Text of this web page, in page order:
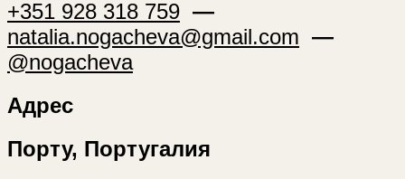
+351 928 318 759 —
natalia.nogacheva@gmail.com —
@nogacheva
Адрес
Порту, Португалия